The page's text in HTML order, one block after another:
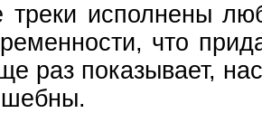
треки исполнены
что
раз показывает,